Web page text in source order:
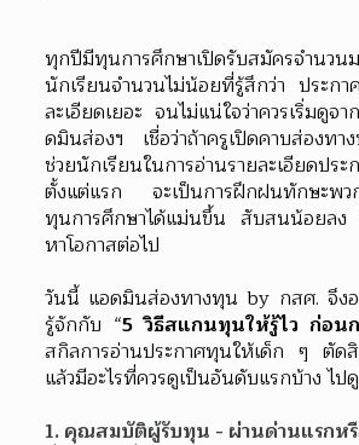
ทุกปีมีทุนการศึกษาเปิดรับสมัครจำนว
นักเรียนจำนวนไม่น้อยที่รู้สึกว่า ประก
ละเอียดเยอะ จนไม่แน่ใจว่าควรเริ่มดู
ดมินส่องฯ เชื่อว่าถ้าครูเปิดคาบส่องท
ช่วยนักเรียนในการอ่านรายละเอียดปร
ตั้งแต่แรก จะเป็นการฝึกฝนทักษะพวก
ทุนการศึกษาได้แม่นขึ้น สับสนน้อยลง
หาโอกาสต่อไป
วันนี้ แอดมินส่องทางทุน by กสศ. จึง
รู้จักกับ “5 วิธีสแกนทุนให้รู้ไว ก่อน
สกิลการอ่านประกาศทุนให้เด็ก ๆ ตัดสิ
แล้วมีอะไรที่ควรดูเป็นอันดับแรกบ้าง ไป
1. คุณสมบัติผู้รับทุน - ผ่านด่านแรกห